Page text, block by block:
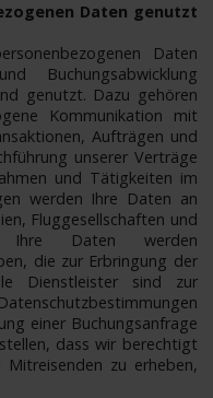
Daten genutzt
Daten
Buchungsabwicklung
genutzt. Dazu gehören
Kommunikation mit
Aufträgen und
unserer Verträge
und Tätigkeiten im
werden Ihre Daten an
Fluggesellschaften und
Ihre Daten werden
die zur Erbringung der
Dienstleister sind zur
einer Buchungsanfrage
dass wir berechtigt
zu erheben,